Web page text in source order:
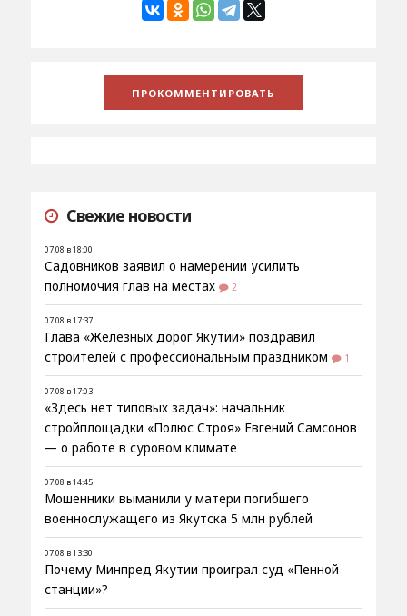
Свежие новости
07.08 в 18:00
Садовников заявил о намерении усилить
полномочия глав на местах
2
07.08 в 17:37
Глава «Железных дорог Якутии» поздравил
строителей с профессиональным праздником
1
07.08 в 17:03
«Здесь нет типовых задач»: начальник
стройплощадки «Полюс Строя» Евгений Самсонов
— о работе в суровом климате
07.08 в 14:45
Мошенники выманили у матери погибшего
военнослужащего из Якутска 5 млн рублей
07.08 в 13:30
Почему Минпред Якутии проиграл суд «Пенной
станции»?